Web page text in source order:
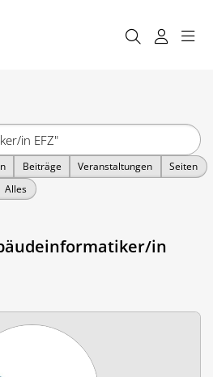
Beiträge Veranstaltungen
Seiten
Alles
in